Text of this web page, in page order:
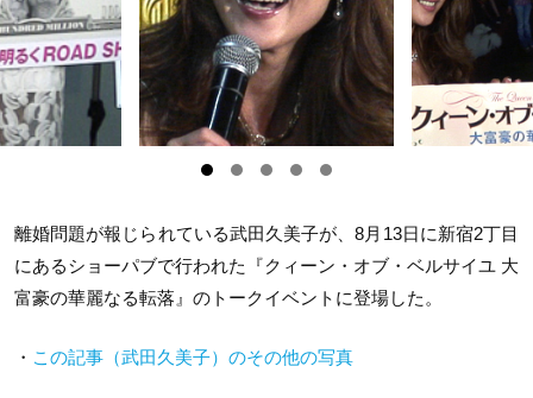
離婚問題が報じられている武田久美子が、8月13日に新宿2丁目
にあるショーパブで行われた『クィーン・オブ・ベルサイユ 大
富豪の華麗なる転落』のトークイベントに登場した。
・ この記事（武田久美子）のその他の写真